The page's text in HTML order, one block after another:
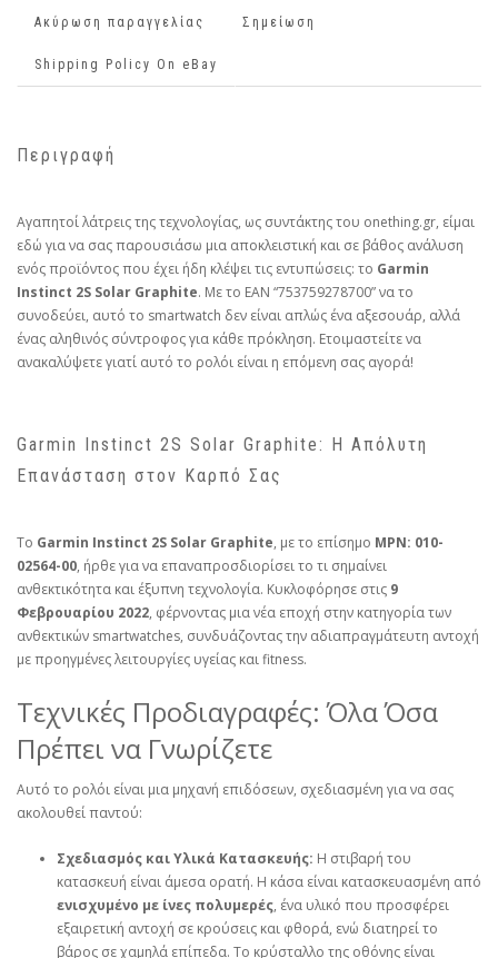
Ακύρωση παραγγελίας Σημείωση
Shipping Policy On eBay
Περιγραφή
Αγαπητοί λάτρεις της τεχνολογίας, ως συντάκτης του onething.gr, είμαι
εδώ για να σας παρουσιάσω μια αποκλειστική και σε βάθος ανάλυση
ενός προϊόντος που έχει ήδη κλέψει τις εντυπώσεις: το Garmin
Instinct 2S Solar Graphite. Με το EAN “753759278700” να το
συνοδεύει, αυτό το smartwatch δεν είναι απλώς ένα αξεσουάρ, αλλά
ένας αληθινός σύντροφος για κάθε πρόκληση. Ετοιμαστείτε να
ανακαλύψετε γιατί αυτό το ρολόι είναι η επόμενη σας αγορά!
Garmin Instinct 2S Solar Graphite: Η Απόλυτη
Επανάσταση στον Καρπό Σας
Το Garmin Instinct 2S Solar Graphite, με το επίσημο MPN: 010-
02564-00, ήρθε για να επαναπροσδιορίσει το τι σημαίνει
ανθεκτικότητα και έξυπνη τεχνολογία. Κυκλοφόρησε στις 9
Φεβρουαρίου 2022, φέρνοντας μια νέα εποχή στην κατηγορία των
ανθεκτικών smartwatches, συνδυάζοντας την αδιαπραγμάτευτη αντοχή
με προηγμένες λειτουργίες υγείας και fitness.
Τεχνικές Προδιαγραφές: Όλα Όσα
Πρέπει να Γνωρίζετε
Αυτό το ρολόι είναι μια μηχανή επιδόσεων, σχεδιασμένη για να σας
ακολουθεί παντού:
Σχεδιασμός και Υλικά Κατασκευής: Η στιβαρή του
κατασκευή είναι άμεσα ορατή. Η κάσα είναι κατασκευασμένη από
ενισχυμένο με ίνες πολυμερές, ένα υλικό που προσφέρει
εξαιρετική αντοχή σε κρούσεις και φθορά, ενώ διατηρεί το
βάρος σε χαμηλά επίπεδα. Το κρύσταλλο της οθόνης είναι